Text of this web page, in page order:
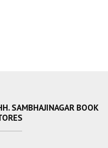
SAMBHAJINAGAR BOOK